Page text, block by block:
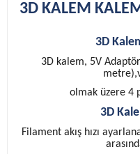
3D KALEM
3D
3D kalem, 5V
olmak üzere 4
3D
Filament akış hızı